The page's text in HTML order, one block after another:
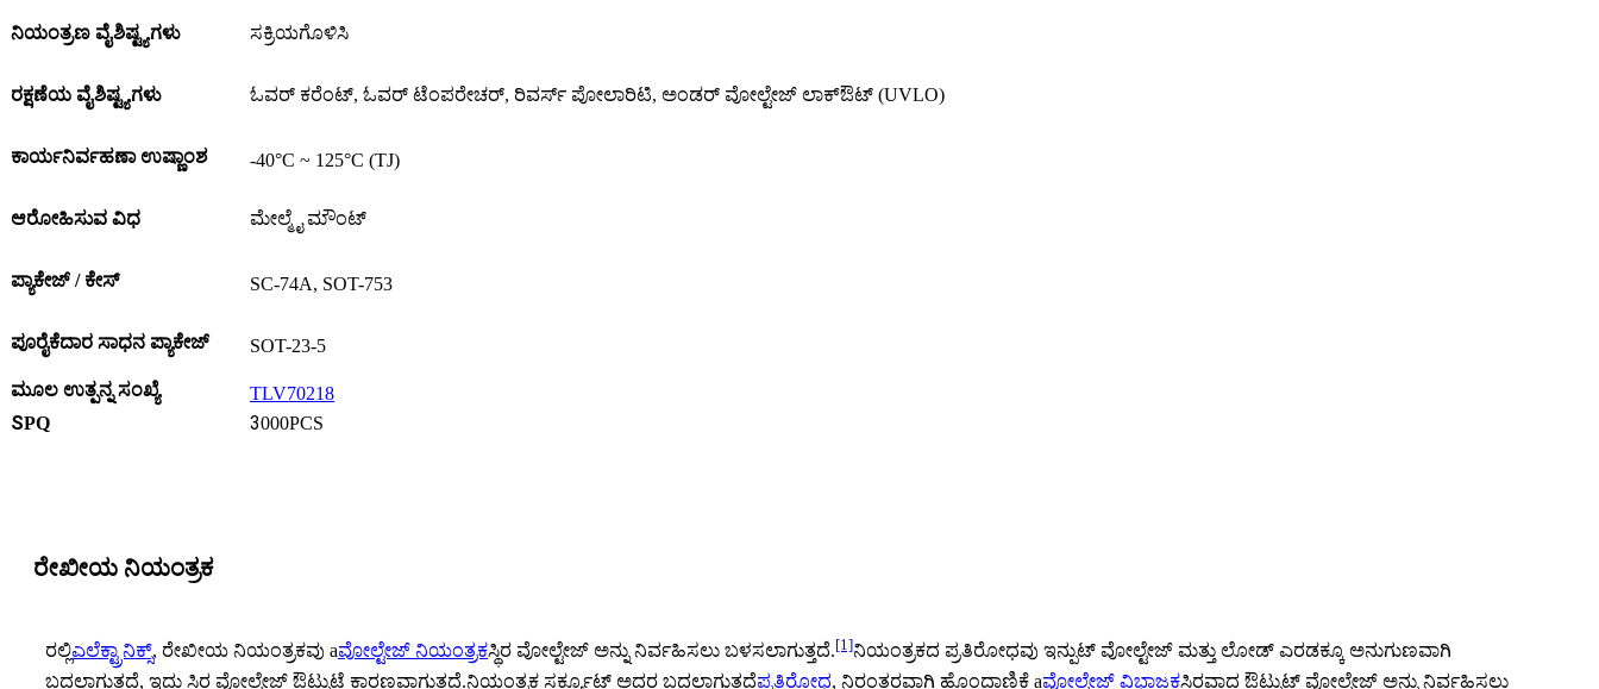
ನಿಯಂತ್ರಣ ವೈಶಿಷ್ಟ್ಯಗಳು ಸಕ್ರಿಯಗೊಳಿಸಿ
ರಕ್ಷಣೆಯ ವೈಶಿಷ್ಟ್ಯಗಳು ಓವರ್ ಕರೆಂಟ್, ಓವರ್ ಟೆಂಪರೇಚರ್, ರಿವರ್ಸ್ ಪೋಲಾರಿಟಿ, ಅಂಡರ್ ವೋಲ್ಟೇಜ್ ಲಾಕ್‌ಔಟ್ (UVLO)
ಕಾರ್ಯನಿರ್ವಹಣಾ ಉಷ್ಣಾಂಶ -40°C ~ 125°C (TJ)
ಆರೋಹಿಸುವ ವಿಧ ಮೇಲ್ಮೈ ಮೌಂಟ್
ಪ್ಯಾಕೇಜ್ / ಕೇಸ್ SC-74A, SOT-753
ಪೂರೈಕೆದಾರ ಸಾಧನ ಪ್ಯಾಕೇಜ್ SOT-23-5
ಮೂಲ ಉತ್ಪನ್ನ ಸಂಖ್ಯೆ TLV70218
SPQ 3000PCS
ರೇಖೀಯ ನಿಯಂತ್ರಕ
ರಲ್ಲಿಎಲೆಕ್ಟ್ರಾನಿಕ್ಸ್, ರೇಖೀಯ ನಿಯಂತ್ರಕವು aವೋಲ್ಟೇಜ್ ನಿಯಂತ್ರಕಸ್ಥಿರ ವೋಲ್ಟೇಜ್ ಅನ್ನು ನಿರ್ವಹಿಸಲು ಬಳಸಲಾಗುತ್ತದೆ.[1]ನಿಯಂತ್ರಕದ ಪ್ರತಿರೋಧವು ಇನ್ಪುಟ್ ವೋಲ್ಟೇಜ್ ಮತ್ತು ಲೋಡ್ ಎರಡಕ್ಕೂ ಅನುಗುಣವಾಗಿ
ಬದಲಾಗುತ್ತದೆ, ಇದು ಸ್ಥಿರ ವೋಲ್ಟೇಜ್ ಔಟ್ಪುಟ್ಗೆ ಕಾರಣವಾಗುತ್ತದೆ.ನಿಯಂತ್ರಕ ಸರ್ಕ್ಯೂಟ್ ಅದರ ಬದಲಾಗುತ್ತದೆಪ್ರತಿರೋಧ, ನಿರಂತರವಾಗಿ ಹೊಂದಾಣಿಕೆ aವೋಲ್ಟೇಜ್ ವಿಭಾಜಕಸ್ಥಿರವಾದ ಔಟ್ಪುಟ್ ವೋಲ್ಟೇಜ್ ಅನ್ನು ನಿರ್ವಹಿಸಲು